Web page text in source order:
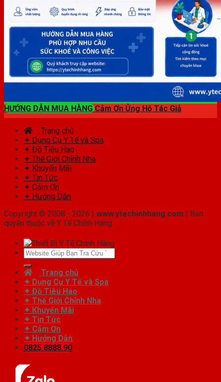
HƯỚNG DẪN MUA HÀNG Cảm Ơn Ủng Hộ Tác Giả
Trang chủ
✦ Dụng Cụ Y Tế và Spa
✦ Đồ Tiêu Hao
✦ Thế Giới Chỉnh Nha
✦ Khuyến Mãi
✦ Tin Tức
✦ Cảm Ơn
✦ Hướng Dẫn
Copyright © 2008 - 2026 | www.ytechinhhang.com | Bản
quyền thuộc về Y Tế Chính Hãng
Tìm
kiếm:
Trang chủ
✦ Dụng Cụ Y Tế và Spa
✦ Đồ Tiêu Hao
✦ Thế Giới Chỉnh Nha
✦ Khuyến Mãi
✦ Tin Tức
✦ Cảm Ơn
✦ Hướng Dẫn
0825.8888.90